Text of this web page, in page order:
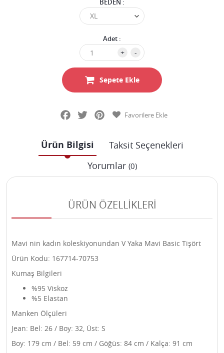
BEDEN :
Adet :
+ -
Sepete Ekle
FacebookTwitterPinterestFavorilere Ekle
Ürün Bilgisi
Taksit Seçenekleri
Yorumlar (0)
ÜRÜN ÖZELLİKLERİ
Mavi nin kadın koleskiyonundan V Yaka Mavi Basic Tişört
Ürün Kodu: 167714-70753
Kumaş Bilgileri
%95 Viskoz
%5 Elastan
Manken Ölçüleri
Jean: Bel: 26 / Boy: 32, Üst: S
Boy: 179 cm / Bel: 59 cm / Göğüs: 84 cm / Kalça: 91 cm